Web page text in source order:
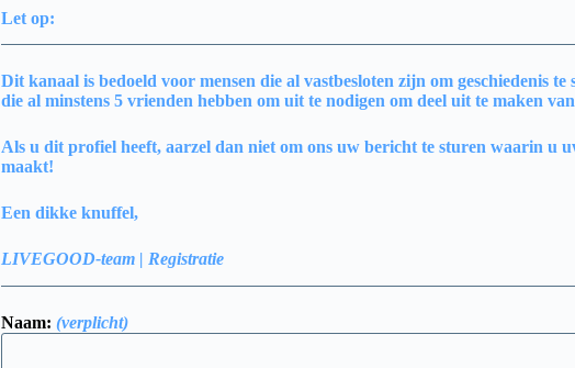
Let op:
Dit kanaal is bedoeld voor mensen die al vastbesloten zijn om geschiedenis
die al minstens 5 vrienden hebben om uit te nodigen om deel uit te maken
Als u dit profiel heeft, aarzel dan niet om ons uw bericht te sturen waarin u
maakt!
Een dikke knuffel,
LIVEGOOD-team | Registratie
Naam: (verplicht)